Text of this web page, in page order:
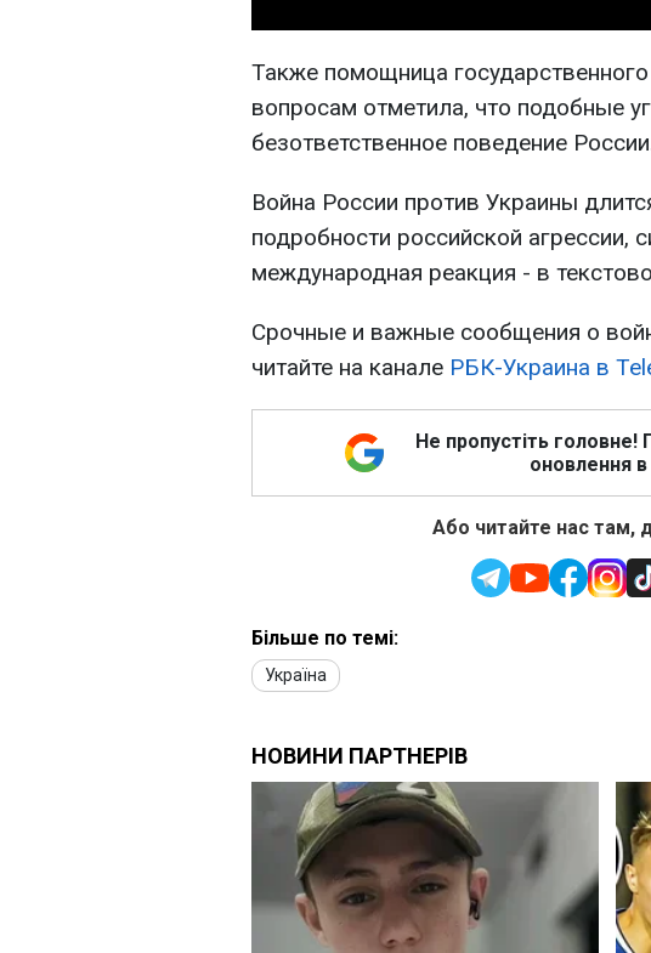
Также помощница
вопросам отметила, что подобные
безответственное поведение
Война России против Украины
подробности российской агрессии,
международная реакция - в
Срочные и важные сообщения о
читайте на канале РБК-Украина в
Не пропустіть головне!
оновлення
Або читайте нас там,
Більше по темі:
Україна